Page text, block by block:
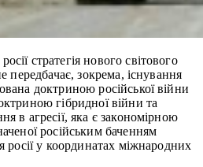
стратегія нового світового
передбачає, зокрема, існування
доктриною російської війни
гібридної війни та
в агресії, яка є закономірною
російським баченням
росії у координатах міжнародних